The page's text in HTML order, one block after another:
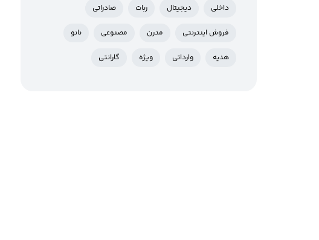
داخلی دیجیتال ربات صادراتی
فروش اینترنتی مدرن مصنوعی نانو
هدیه وارداتی ویژه گارانتی